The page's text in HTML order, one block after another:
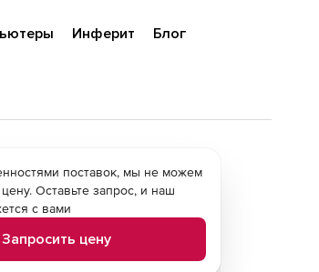
Инферит
Блог
поставок, мы не можем
Оставьте запрос, и наш
с вами
Запросить цену